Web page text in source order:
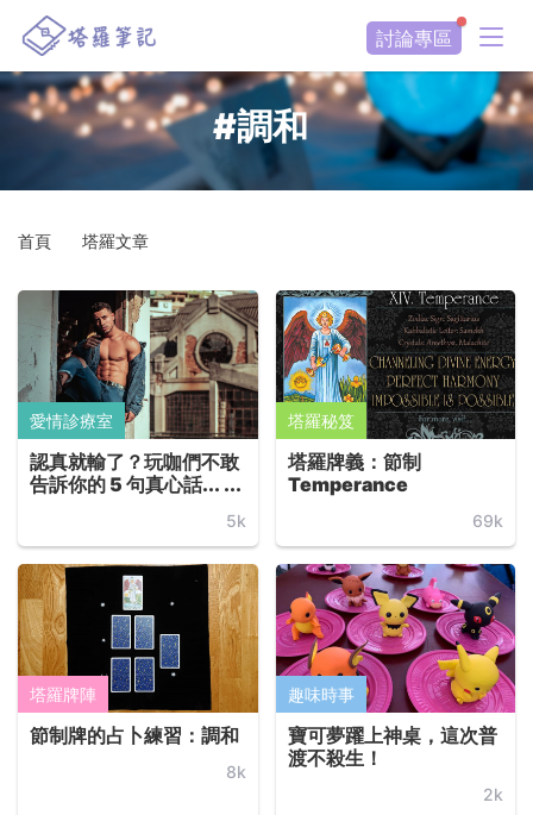
討論專區
#調和
首頁 塔羅文章
愛情診療室
認真就輸了？玩咖們不敢
告訴你的 5 句真心話... ...
5k
塔羅秘笈
塔羅牌義：節制
Temperance
69k
塔羅牌陣
節制牌的占卜練習：調和
8k
趣味時事
寶可夢躍上神桌，這次普
渡不殺生！
2k